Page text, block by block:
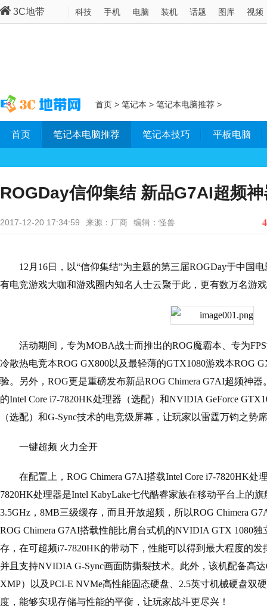
3C地带 科技 手机 电脑 装机 话题 图库 视频
首页 > 笔记本 > 笔记本电脑推荐 >
首页 笔记本电脑推荐 笔记本技巧 平板电脑
ROGDay信仰集结 新品G7AI超频
2017-12-20 17:34:59 来源：厂商 编辑：怪兽
12月16日，以“信仰集结”为主题的第三届ROGDay于中国
有电竞游戏大咖和游戏圈内知名人士云聚于此，更有数万名游
活动期间，专为MOBA战士而推出的ROG魔霸本、专为
冷散热电竞本ROG GX800以及最轻薄的GTX1080游戏本ROG
验。另外，ROG更是重磅发布新品ROG Chimera G7AI超频神器
的Intel Core i7-7820HK处理器（选配）和NVIDIA GeForce
（选配）和G-Sync技术的电竞级屏幕，让玩家以雷霆万钧之势
一键超频 火力全开
在配置上，ROG Chimera G7AI搭载Intel Core i7-7820HK处
7820HK处理器是Intel KabyLake七代酷睿家族在移动平台上的
3.5GHz，8MB三级缓存，而且开放超频，所以ROG Chimera
ROG Chimera G7AI搭载性能比肩台式机的NVIDIA GTX 1080
存，在可超频i7-7820HK的带动下，性能可以得到最大程度的
并且支持NVIDIA G-Sync画面防撕裂技术。此外，该机配备高
XMP）以及PCI-E NVMe高性能固态硬盘、2.5英寸机械硬盘双
度，能够实现存储与性能的平衡，让玩家战斗更尽兴！